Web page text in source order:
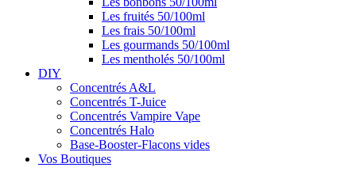
Les fruités 50/100ml
Les frais 50/100ml
Les gourmands 50/100ml
Les mentholés 50/100ml
DIY
Concentrés A&L
Concentrés T-Juice
Concentrés Vampire Vape
Concentrés Halo
Base-Booster-Flacons vides
Vos Boutiques